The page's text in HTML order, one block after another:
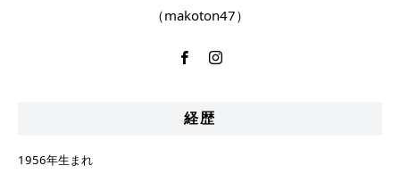
（makoton47）
経歴
1956年生まれ